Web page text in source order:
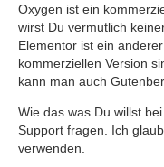
Oxygen ist ein
wirst Du vermutlich
Elementor ist ein
kommerziellen Version
kann man auch
Wie das was Du willst
Support fragen. Ich
verwenden.